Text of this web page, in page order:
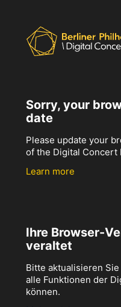
Sorry, your
date
Please update your
of the Digital Concert
Learn more
Ihre Browser-
veraltet
Bitte aktualisieren
alle Funktionen der
können.